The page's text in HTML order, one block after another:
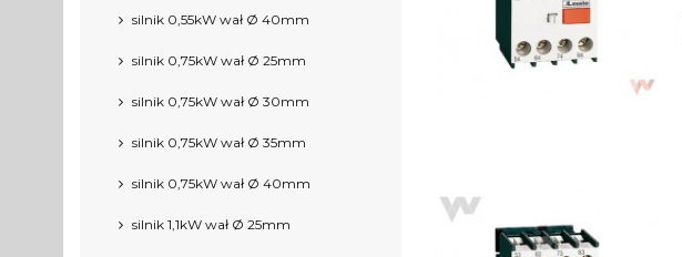
silnik 0,55kW wał Ø 40mm
silnik 0,75kW wał Ø 25mm
silnik 0,75kW wał Ø 30mm
silnik 0,75kW wał Ø 35mm
silnik 0,75kW wał Ø 40mm
silnik 1,1kW wał Ø 25mm